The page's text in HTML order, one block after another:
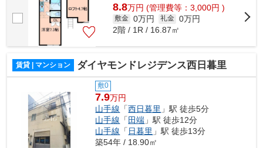
8.8万円 (管理費等：3,000円 )
敷金 0万円 礼金 0万円
2階 / 1R / 16.87㎡
賃貸 | マンション ダイヤモンドレジデンス西日暮里
敷0
7.9万円
山手線 「西日暮里 」駅 徒歩5分
山手線 「 田端 」駅 徒歩12分
山手線 「 日暮里 」駅 徒歩13分
築54年 / 18.90㎡